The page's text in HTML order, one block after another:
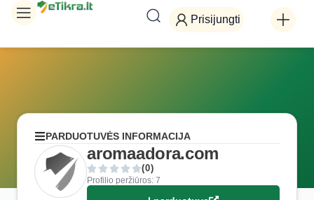
Prisijungti
PARDUOTUVĖS INFORMACIJA
aromaadora.com
(0)
Profilio peržiūros: 7